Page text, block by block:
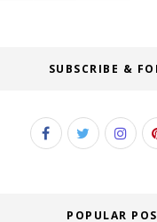
SUBSCRIBE &
POPULAR